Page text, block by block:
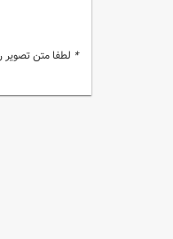
* لطفا متن تصویر